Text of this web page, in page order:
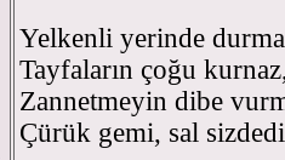
Yelkenli yerinde
Tayfaların çoğu
Zannetmeyin dibe
Çürük gemi, sal